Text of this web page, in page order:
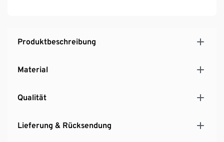
Produktbeschreibung
Material
Qualität
Lieferung & Rücksendung